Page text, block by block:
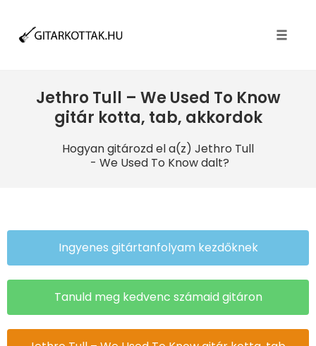
Jethro Tull – We Used To Know
gitár kotta, tab, akkordok
Hogyan gitározd el a(z) Jethro Tull
- We Used To Know dalt?
Ingyenes gitártanfolyam kezdőknek
Tanuld meg kedvenc számaid gitáron